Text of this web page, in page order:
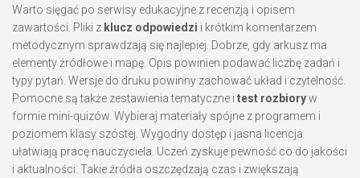
Warto sięgać po serwisy edukacyjne z recenzją i opisem
zawartości. Pliki z klucz odpowiedzi i krótkim komentarzem
metodycznym sprawdzają się najlepiej. Dobrze, gdy arkusz ma
elementy źródłowe i mapę. Opis powinien podawać liczbę zadań i
typy pytań. Wersje do druku powinny zachować układ i czytelność.
Pomocne są także zestawienia tematyczne i test rozbioryw
formie mini-quizów. Wybieraj materiały spójne z programem i
poziomem klasy szóstej. Wygodny dostęp i jasna licencja
ułatwiają pracę nauczyciela. Uczeń zyskuje pewność co do jakości
i aktualności. Takie źródła oszczędzają czas i zwiększają